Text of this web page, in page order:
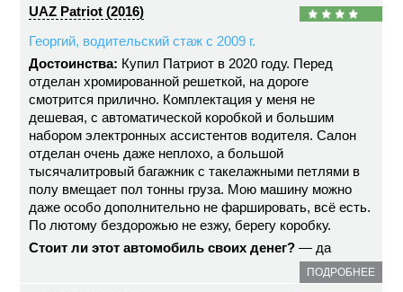
UAZ Patriot (2016)
Георгий, водительский стаж с 2009 г.
Достоинства: Купил Патриот в 2020 году. Перед
отделан хромированной решеткой, на дороге
смотрится прилично. Комплектация у меня не
дешевая, с автоматической коробкой и большим
набором электронных ассистентов водителя. Салон
отделан очень даже неплохо, а большой
тысячалитровый багажник с такелажными петлями в
полу вмещает пол тонны груза. Мою машину можно
даже особо дополнительно не фаршировать, всё есть.
По лютому бездорожью не езжу, берегу коробку.
Стоит ли этот автомобиль своих денег? — да
ПОДРОБНЕЕ